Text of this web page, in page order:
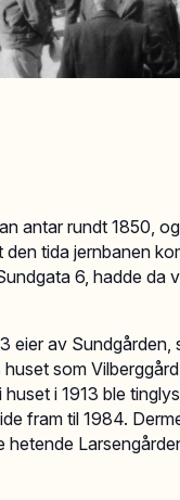
antar rundt 1850,
tida jernbanen
6, hadde da
eier av Sundgården,
som
i 1913 ble
fram til 1984.
hetende